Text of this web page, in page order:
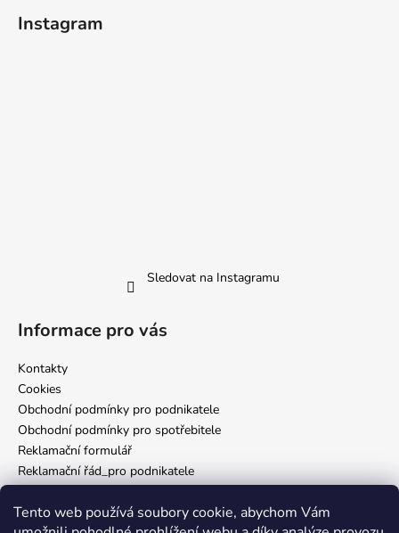
Tento web používá soubory cookie, abychom Vám
Instagram
Sledovat na Instagramu
Informace pro vás
Kontakty
Cookies
Obchodní podmínky pro podnikatele
Obchodní podmínky pro spotřebitele
Reklamační formulář
Reklamační řád_pro podnikatele
Zásady ochrany osobních údajů